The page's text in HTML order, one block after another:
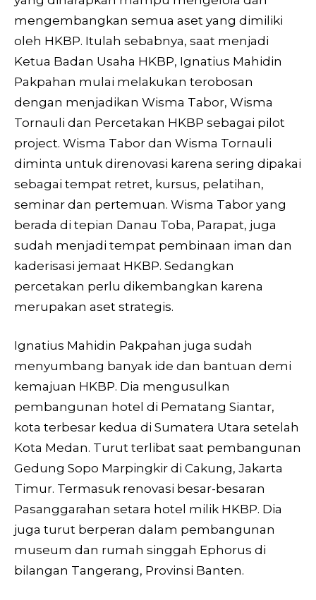
mengembangkan semua aset yang dimiliki
oleh HKBP. Itulah sebabnya, saat menjadi
Ketua Badan Usaha HKBP, Ignatius Mahidin
Pakpahan mulai melakukan terobosan
dengan menjadikan Wisma Tabor, Wisma
Tornauli dan Percetakan HKBP sebagai pilot
project. Wisma Tabor dan Wisma Tornauli
diminta untuk direnovasi karena sering dipakai
sebagai tempat retret, kursus, pelatihan,
seminar dan pertemuan. Wisma Tabor yang
berada di tepian Danau Toba, Parapat, juga
sudah menjadi tempat pembinaan iman dan
kaderisasi jemaat HKBP. Sedangkan
percetakan perlu dikembangkan karena
merupakan aset strategis.
Ignatius Mahidin Pakpahan juga sudah
menyumbang banyak ide dan bantuan demi
kemajuan HKBP. Dia mengusulkan
pembangunan hotel di Pematang Siantar,
kota terbesar kedua di Sumatera Utara setelah
Kota Medan. Turut terlibat saat pembangunan
Gedung Sopo Marpingkir di Cakung, Jakarta
Timur. Termasuk renovasi besar-besaran
Pasanggarahan setara hotel milik HKBP. Dia
juga turut berperan dalam pembangunan
museum dan rumah singgah Ephorus di
bilangan Tangerang, Provinsi Banten.